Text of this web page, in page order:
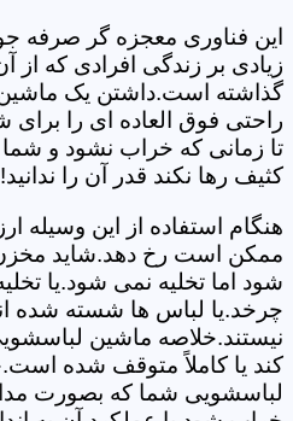
این فناوری معجزه گر صرفه
زیادی بر زندگی افرادی که از
گذاشته است.داشتن یک
راحتی فوق العاده ای را
تا زمانی که خراب نشود و شما
کثیف رها نکند قدر آن را ندانید!
هنگام استفاده از این وسیله
ممکن است رخ دهد.شاید
شود اما تخلیه نمی شود.یا
چرخد.یا لباس ها شسته شده
نیستند.خلاصه ماشین
کند یا کاملاً متوقف شده
لباسشویی شما که بصورت